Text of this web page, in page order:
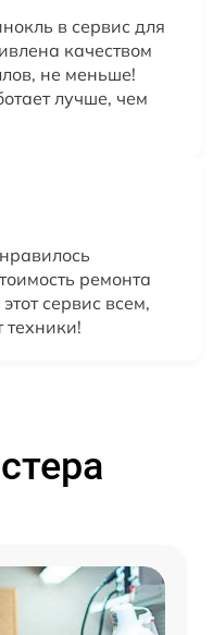
в сервис для
качеством
не меньше!
лучше, чем
ремонта
сервис всем,